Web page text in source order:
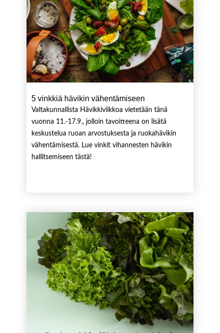
5 vinkkiä hävikin vähentämiseen
Valtakunnallista Hävikkiviikkoa vietetään tänä
vuonna 11.-17.9., jolloin tavoitteena on lisätä
keskustelua ruoan arvostuksesta ja ruokahävikin
vähentämisestä. Lue vinkit vihannesten hävikin
hallitsemiseen tästä!